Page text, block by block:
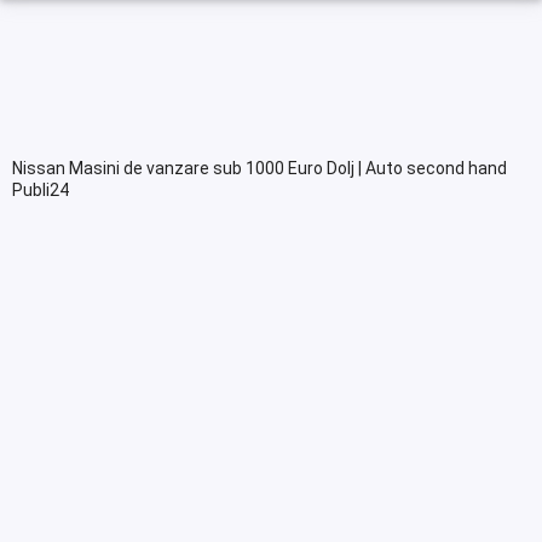
Nissan Masini de vanzare sub 1000 Euro Dolj | Auto second hand
Publi24